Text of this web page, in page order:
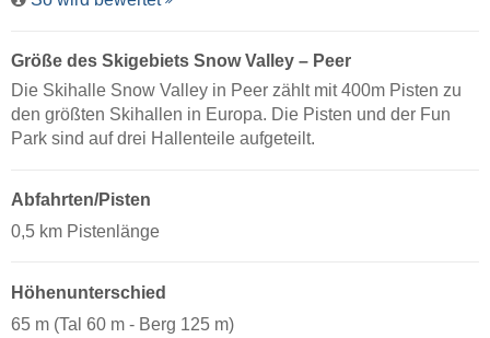
Größe des Skigebiets Snow Valley – Peer
Die Skihalle Snow Valley in Peer zählt mit 400m Pisten zu
den größten Skihallen in Europa. Die Pisten und der Fun
Park sind auf drei Hallenteile aufgeteilt.
Abfahrten/Pisten
0,5 km Pistenlänge
Höhenunterschied
65 m (Tal 60 m - Berg 125 m)